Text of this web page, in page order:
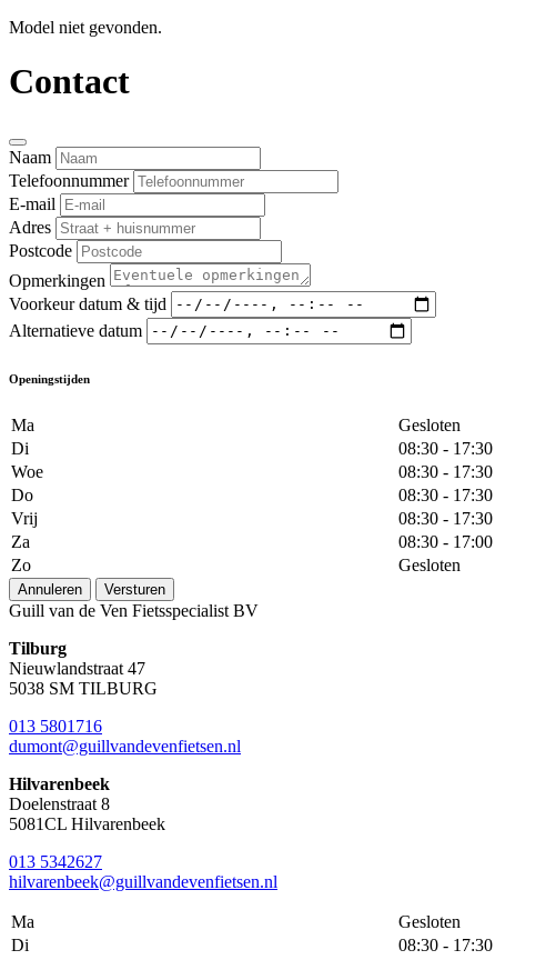
Model niet gevonden.
Contact
Naam
Telefoonnummer
E-mail
Adres
Postcode
Opmerkingen
Voorkeur datum & tijd
Alternatieve datum
Openingstijden
Ma
Gesloten
Di
08:30 - 17:30
Woe
08:30 - 17:30
Do
08:30 - 17:30
Vrij
08:30 - 17:30
Za
08:30 - 17:00
Zo
Gesloten
Annuleren Versturen
Guill van de Ven Fietsspecialist BV
Tilburg
Nieuwlandstraat 47
5038 SM TILBURG
013 5801716
dumont@guillvandevenfietsen.nl
Hilvarenbeek
Doelenstraat 8
5081CL Hilvarenbeek
013 5342627
hilvarenbeek@guillvandevenfietsen.nl
Ma
Gesloten
Di
08:30 - 17:30